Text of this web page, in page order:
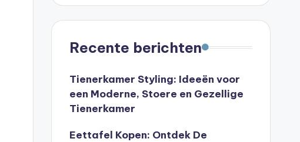
Recente berichten
Tienerkamer Styling: Ideeën voor
een Moderne, Stoere en Gezellige
Tienerkamer
Eettafel Kopen: Ontdek De